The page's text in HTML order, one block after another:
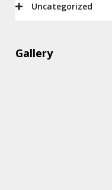
Uncategorized
Gallery